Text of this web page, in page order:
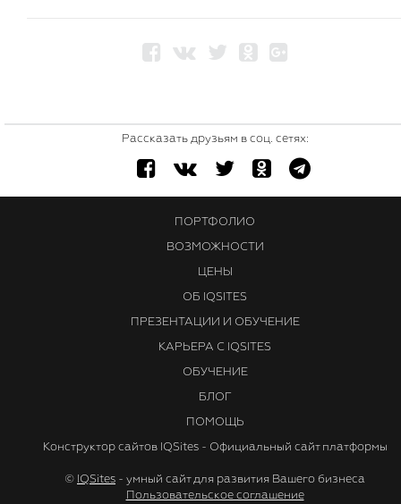
Рассказать друзьям в соц. сетях:
ПОРТФОЛИО
ВОЗМОЖНОСТИ
ЦЕНЫ
ОБ IQSITES
ПРЕЗЕНТАЦИИ И ОБУЧЕНИЕ
КАРЬЕРА С IQSITES
ОБУЧЕНИЕ
БЛОГ
ПОМОЩЬ
Конструктор сайтов IQSites - Официальный сайт платформы
© IQSites - умный сайт для развития Вашего бизнеса
Пользовательское соглашение